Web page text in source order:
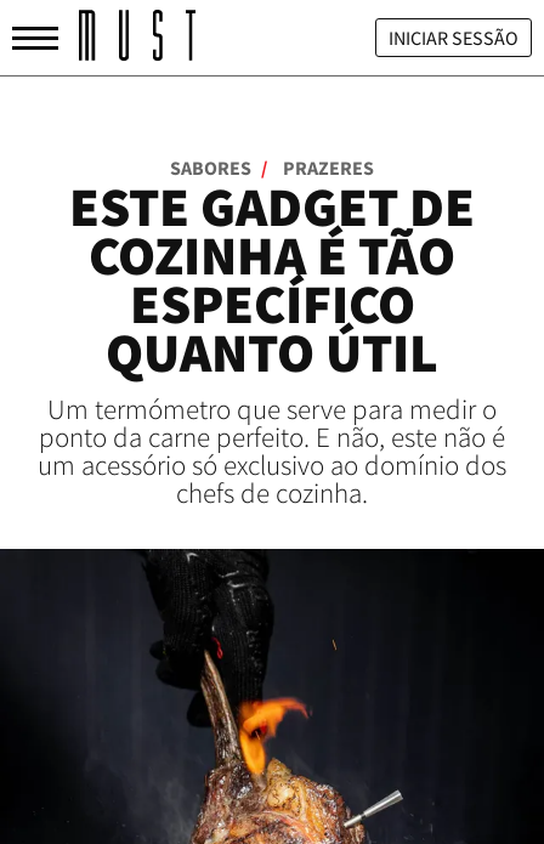
INICIAR SESSÃO
SABORES / PRAZERES
ESTE GADGET DE
COZINHA É TÃO
ESPECÍFICO
QUANTO ÚTIL
Um termómetro que serve para medir o
ponto da carne perfeito. E não, este não é
um acessório só exclusivo ao domínio dos
chefs de cozinha.